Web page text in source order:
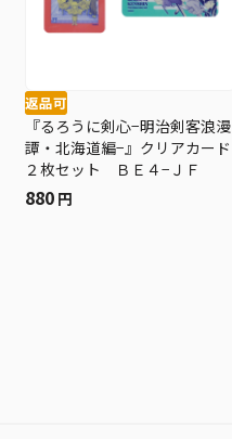
返品可
『るろうに剣心−明治剣客浪漫
譚・北海道編−』クリアカード
２枚セット ＢＥ４−ＪＦ
880 円